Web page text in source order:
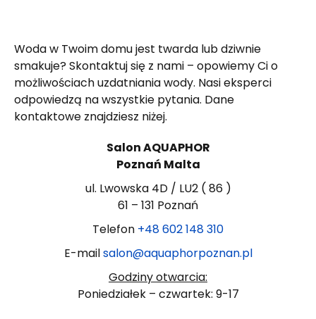
Woda w Twoim domu jest twarda lub dziwnie
smakuje? Skontaktuj się z nami – opowiemy Ci o
możliwościach uzdatniania wody. Nasi eksperci
odpowiedzą na wszystkie pytania. Dane
kontaktowe znajdziesz niżej.
Salon AQUAPHOR
Poznań Malta
ul. Lwowska 4D / LU2 ( 86 )
61 – 131 Poznań
Telefon +48 602 148 310
E-mailsalon@aquaphorpoznan.pl
Godziny otwarcia:
Poniedziałek – czwartek: 9-17